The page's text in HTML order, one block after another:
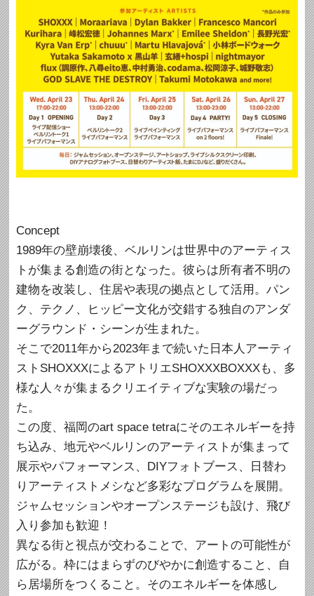
Concept
1989年の壁崩壊後、ベルリンは世界中のアーティス
トが集まる創造の街となった。彼らは所有者不明の
建物を改装し、住居や表現の拠点として活用。パン
ク、テクノ、ヒッピー文化が交錯する独自のアンダ
ーグラウンド・シーンが生まれた。
そこで2011年から2023年まで続いた日本人アーティ
ストSHOXXXによるアトリエSHOXXXBOXXXも、多
様な人々が集まるクリエイティブな実験の場だっ
た。
この度、福岡のart space tetraにそのエネルギーを持
ち込み、地元やベルリンのアーティストが集まって
展示やパフォーマンス、DIYフォトブース、日替わ
りアーティストメシなど多彩なプログラムを展開。
ジャムセッションやオープンステージも設け、飛び
入り参加も歓迎！
異なる街と視点が交わることで、アートの可能性が
広がる。枠にはまらずのびやかに創造すること、自
ら居場所をつくること。そのエネルギーを体感し